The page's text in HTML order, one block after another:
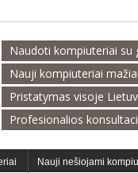
Naudoti kompiuteriai su
Nauji kompiuteriai
Pristatymas visoje
Profesionalios
Nauji nešiojami